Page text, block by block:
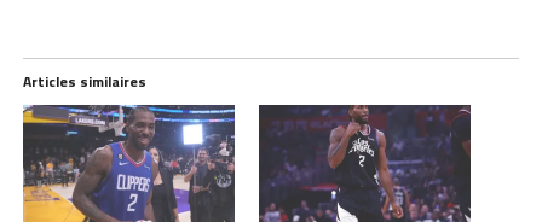
Articles similaires